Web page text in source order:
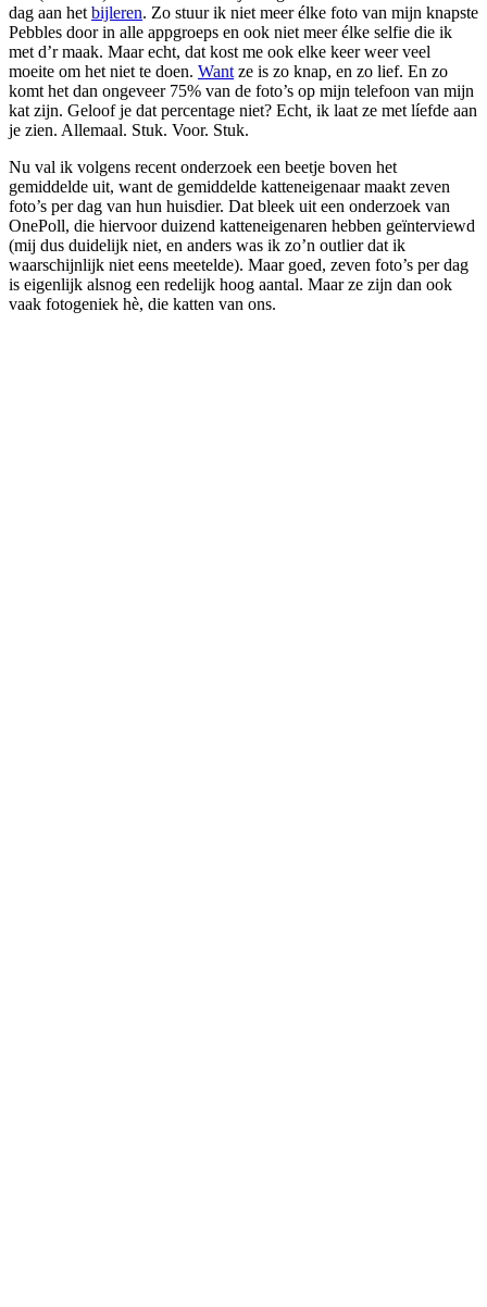
dag aan het bijleren. Zo stuur ik niet meer élke foto van mijn knapste
Pebbles door in alle appgroeps en ook niet meer élke selfie die ik
met d’r maak. Maar echt, dat kost me ook elke keer weer veel
moeite om het niet te doen. Want ze is zo knap, en zo lief. En zo
komt het dan ongeveer 75% van de foto’s op mijn telefoon van mijn
kat zijn. Geloof je dat percentage niet? Echt, ik laat ze met líefde aan
je zien. Allemaal. Stuk. Voor. Stuk.
Nu val ik volgens recent onderzoek een beetje boven het
gemiddelde uit, want de gemiddelde katteneigenaar maakt zeven
foto’s per dag van hun huisdier. Dat bleek uit een onderzoek van
OnePoll, die hiervoor duizend katteneigenaren hebben geïnterviewd
(mij dus duidelijk niet, en anders was ik zo’n outlier dat ik
waarschijnlijk niet eens meetelde). Maar goed, zeven foto’s per dag
is eigenlijk alsnog een redelijk hoog aantal. Maar ze zijn dan ook
vaak fotogeniek hè, die katten van ons.